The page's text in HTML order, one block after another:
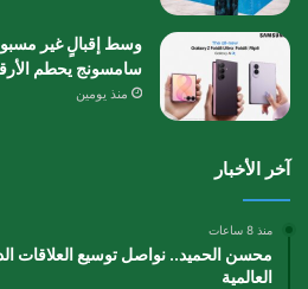
سامسونج يحطم
منذ يومين
آخر الأخبار
منذ 8 ساعات
محسن الحميد.. نواصل توسيع العلاقات
العالمية